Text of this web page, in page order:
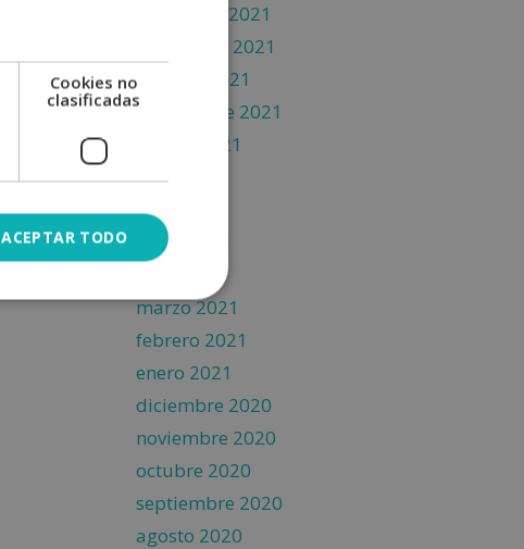
diciembre 2021
noviembre 2021
octubre 2021
septiembre 2021
agosto 2021
julio 2021
junio 2021
mayo 2021
abril 2021
marzo 2021
febrero 2021
enero 2021
diciembre 2020
noviembre 2020
octubre 2020
septiembre 2020
agosto 2020
Cookies no
clasificadas
ACEPTAR TODO